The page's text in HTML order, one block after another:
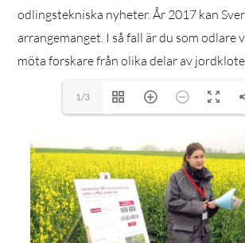
odlingstekniska nyheter. År 2017 kan
arrangemanget. I så fall är du som odlare
möta forskare från olika delar av
1/3